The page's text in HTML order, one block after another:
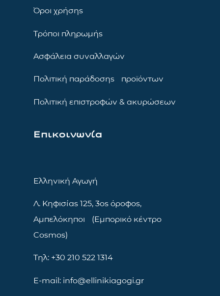
Όροι χρήσης
Τρόποι πληρωμής
Ασφάλεια συναλλαγών
Πολιτική παράδοσης προϊόντων
Πολιτική επιστροφών & ακυρώσεων
Επικοινωνία
Ελληνική Αγωγή
Λ. Κηφισίας 125, 3ος όροφος,
Αμπελόκηποι (Εμπορικό κέντρο
Cosmos)
Τηλ: +30 210 522 1314
E-mail: info@ellinikiagogi.gr